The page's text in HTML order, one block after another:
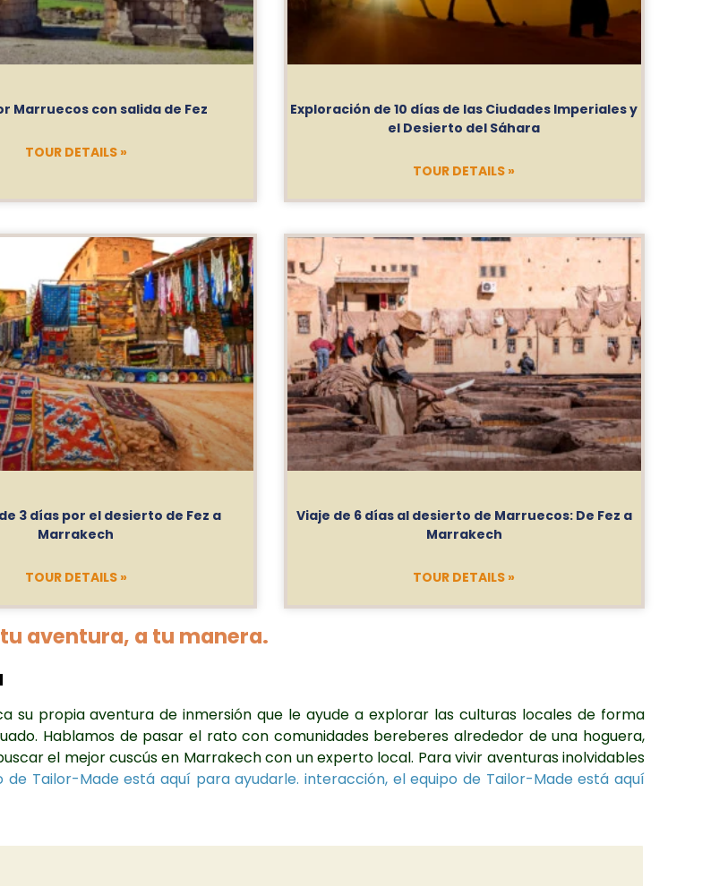
Marruecos con salida de Fez
TOUR DETAILS »
Exploración de 10 días de las Ciudades Imperiales y
el Desierto del Sáhara
TOUR DETAILS »
3 días por el desierto de Fez a
Marrakech
TOUR DETAILS »
Viaje de 6 días al desierto de Marruecos: De Fez a
Marrakech
TOUR DETAILS »
aventura, a tu manera.
su propia aventura de inmersión que le ayude a explorar las culturas locales de forma
Hablamos de pasar el rato con comunidades bereberes alrededor de una hoguera,
el mejor cuscús en Marrakech con un experto local. Para vivir aventuras inolvidables
de Tailor-Made está aquí para ayudarle. interacción, el equipo de Tailor-Made está aquí